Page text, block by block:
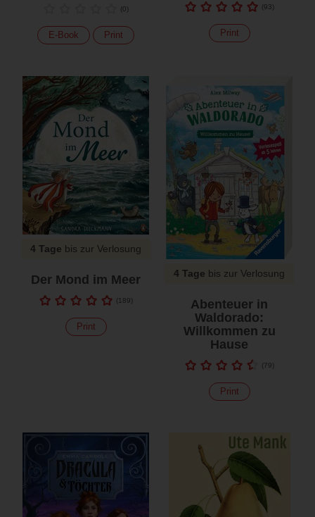
(0)
E-Book Print
(93)
Print
4 Tage bis zur Verlosung
Der Mond im Meer
(189)
Print
4 Tage bis zur Verlosung
Abenteuer in
Waldorado:
Willkommen zu
Hause
(79)
Print